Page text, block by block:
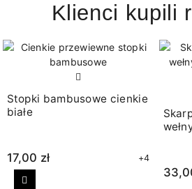
Klienci kupili
Stopki bambusowe cienkie
białe
17,00 zł +4